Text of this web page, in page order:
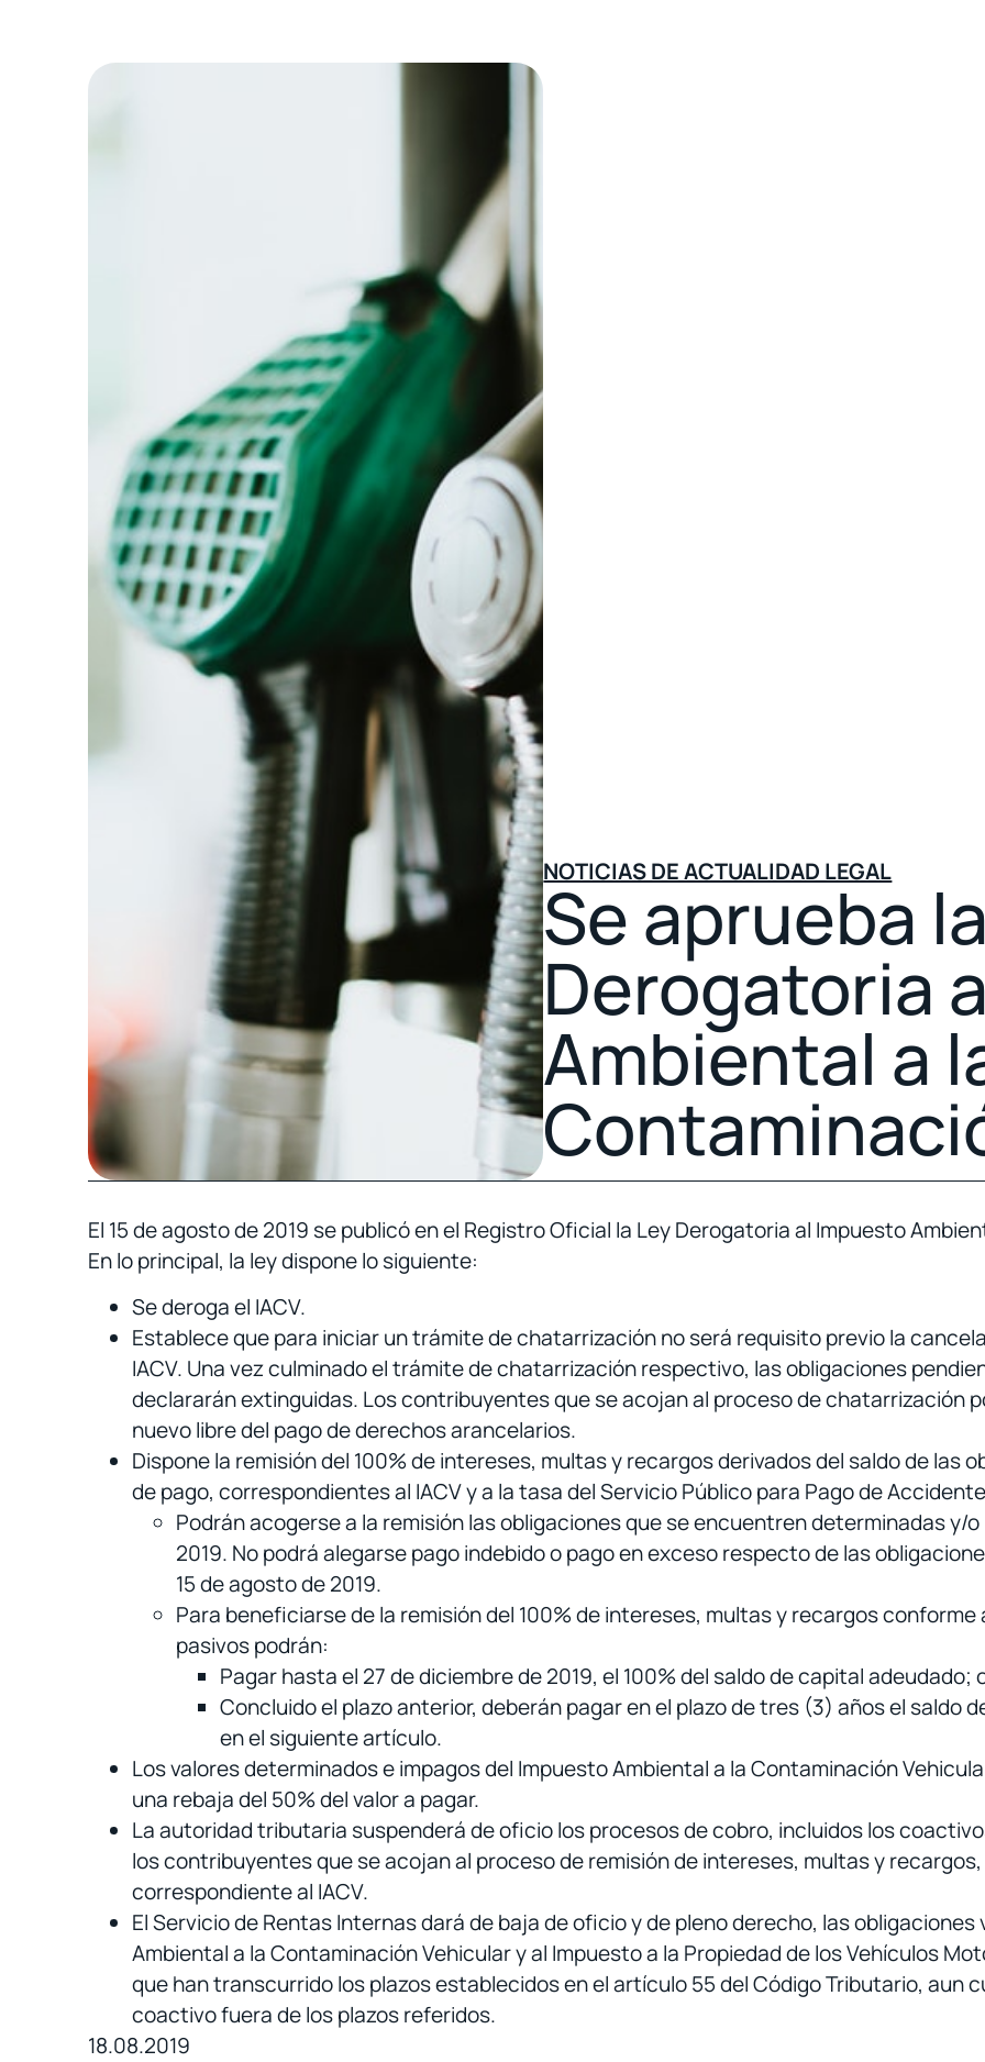
NOTICIAS DE ACTUALIDAD LEGAL
Se aprueba
Derogatoria
Ambiental a
El 15 de agosto de 2019 se publicó en el Registro Oficial la Ley Derogatoria al Impuesto
En lo principal, la ley dispone lo siguiente:
Se deroga el IACV.
Establece que para iniciar un trámite de chatarrización no será requisito previo la
IACV. Una vez culminado el trámite de chatarrización respectivo, las obligaciones
declararán extinguidas. Los contribuyentes que se acojan al proceso de chatarrización
nuevo libre del pago de derechos arancelarios.
Dispone la remisión del 100% de intereses, multas y recargos derivados del saldo de las
de pago, correspondientes al IACV y a la tasa del Servicio Público para Pago de
Podrán acogerse a la remisión las obligaciones que se encuentren determinadas y/
2019. No podrá alegarse pago indebido o pago en exceso respecto de las
15 de agosto de 2019.
Para beneficiarse de la remisión del 100% de intereses, multas y recargos
pasivos podrán:
Pagar hasta el 27 de diciembre de 2019, el 100% del saldo de capital adeudado;
Concluido el plazo anterior, deberán pagar en el plazo de tres (3) años el saldo
en el siguiente artículo.
Los valores determinados e impagos del Impuesto Ambiental a la Contaminación
una rebaja del 50% del valor a pagar.
La autoridad tributaria suspenderá de oficio los procesos de cobro, incluidos los
los contribuyentes que se acojan al proceso de remisión de intereses, multas y
correspondiente al IACV.
El Servicio de Rentas Internas dará de baja de oficio y de pleno derecho, las
Ambiental a la Contaminación Vehicular y al Impuesto a la Propiedad de los Vehículos
que han transcurrido los plazos establecidos en el artículo 55 del Código Tributario, aun
coactivo fuera de los plazos referidos.
18.08.2019